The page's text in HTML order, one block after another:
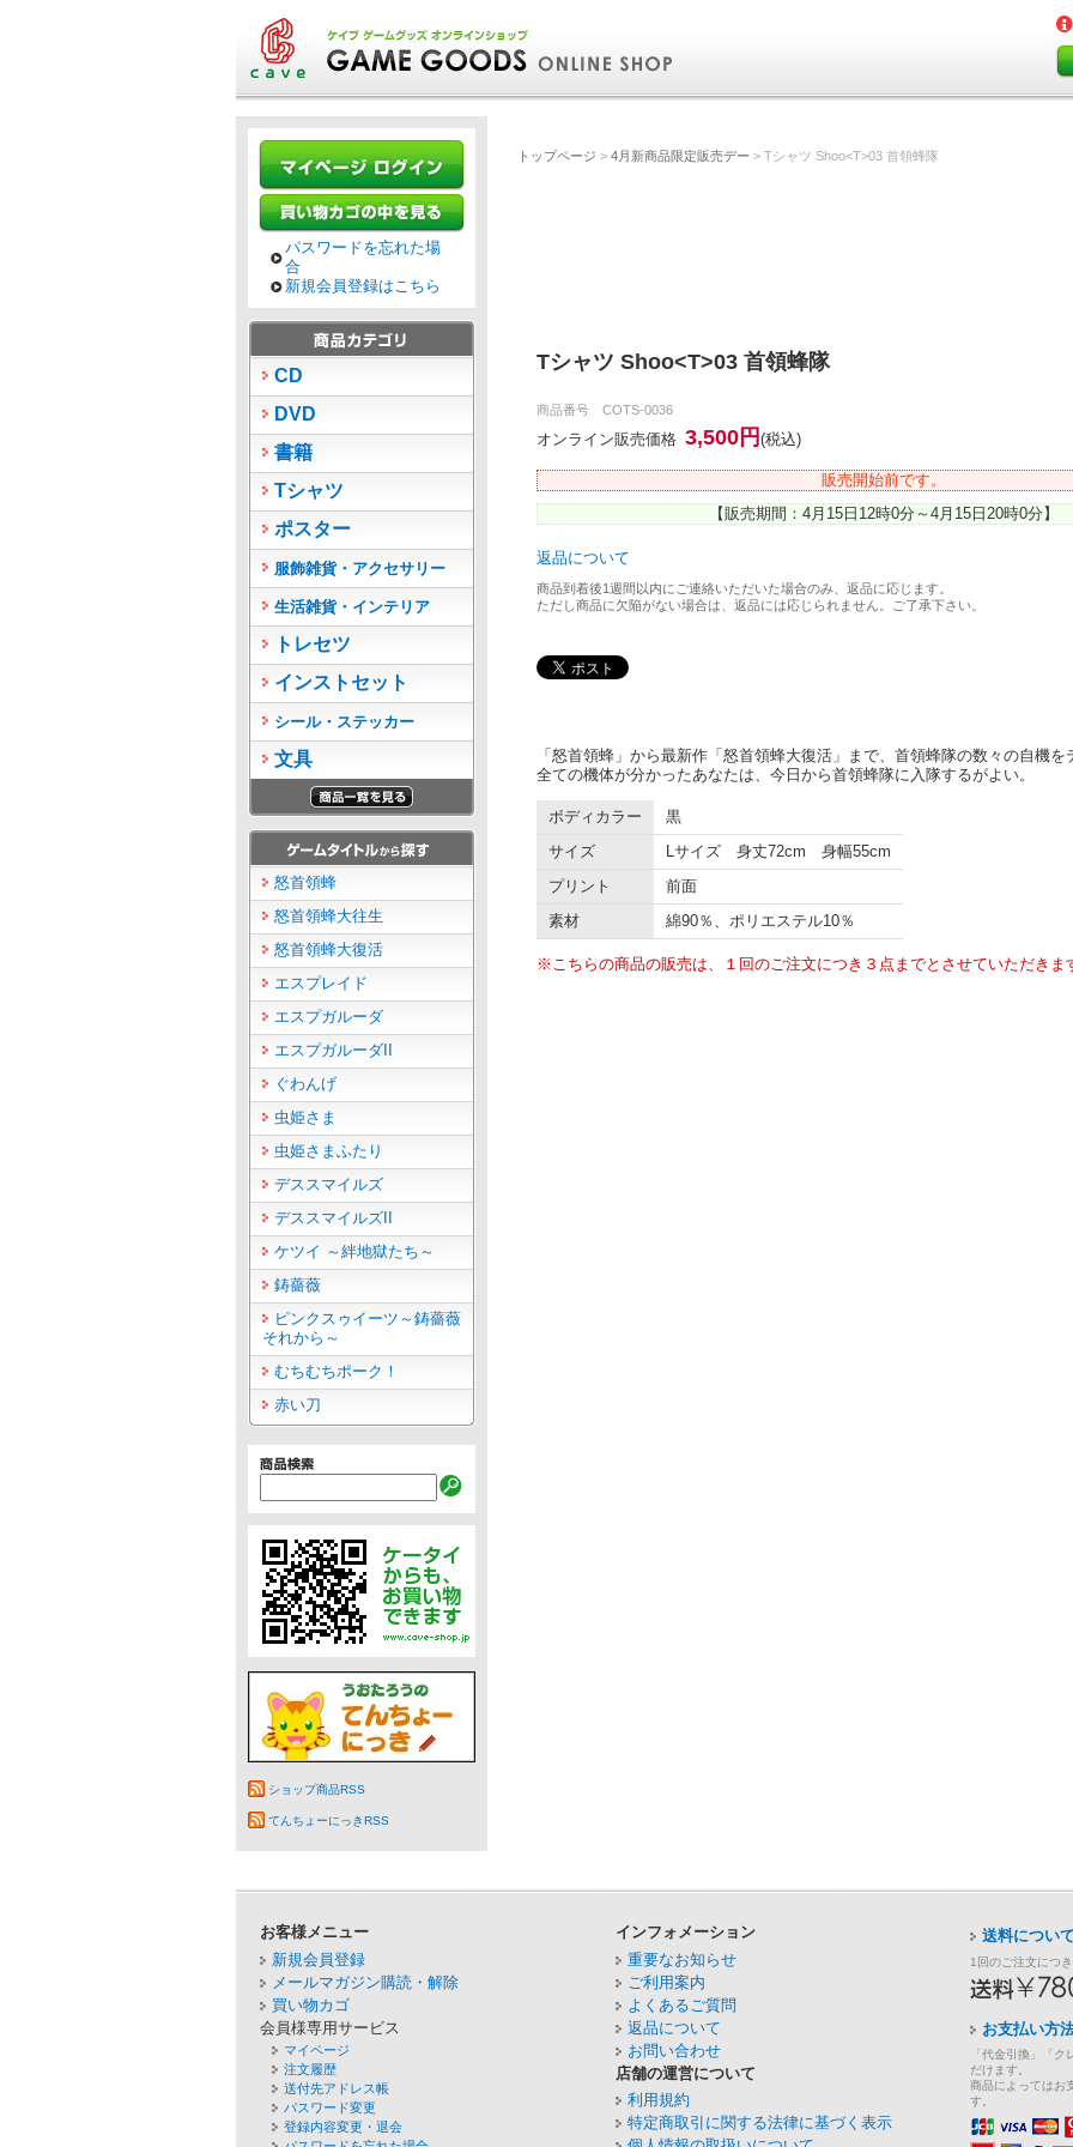
パスワードを忘れた場
合
新規会員登録はこちら
CD
DVD
書籍
Tシャツ
ポスター
服飾雑貨・アクセサリー
生活雑貨・インテリア
トレセツ
インストセット
シール・ステッカー
文具
怒首領蜂
怒首領蜂大往生
怒首領蜂大復活
エスプレイド
エスプガルーダ
エスプガルーダII
ぐわんげ
虫姫さま
虫姫さまふたり
デススマイルズ
デススマイルズII
ケツイ ～絆地獄たち～
鋳薔薇
ピンクスゥイーツ～鋳薔薇
それから～
むちむちポーク！
赤い刀
ショップ商品RSS
てんちょーにっきRSS
トップページ > 4月新商品限定販売デー > Tシャツ Shoo<T>03 首領蜂隊
Tシャツ Shoo<T>03 首領蜂隊
商品番号 COTS-0036
オンライン販売価格 3,500円 (税込)
販売開始前です。
【販売期間：4月15日12時0分～4月15日20時0分】
返品について
商品到着後1週間以内にご連絡いただいた場合のみ、返品に応じます。
ただし商品に欠陥がない場合は、返品には応じられません。ご了承下さい。
「怒首領蜂」から最新作「怒首領蜂大復活」まで、首領蜂隊の数々の自機を
全ての機体が分かったあなたは、今日から首領蜂隊に入隊するがよい。
ボディカラー
黒
サイズ
Lサイズ 身丈72cm 身幅55cm
プリント
前面
素材
綿90％、ポリエステル10％
※こちらの商品の販売は、１回のご注文につき３点までとさせていただきま
お客様メニュー
新規会員登録
メールマガジン購読・解除
買い物カゴ
会員様専用サービス
マイページ
注文履歴
送付先アドレス帳
パスワード変更
登録内容変更・退会
インフォメーション
重要なお知らせ
ご利用案内
よくあるご質問
返品について
お問い合わせ
店舗の運営について
利用規約
特定商取引に関する法律に基づく表示
送料について
1回のご注文につ
お支払い方
「代金引換」「
だけます。
商品によってはお
す。